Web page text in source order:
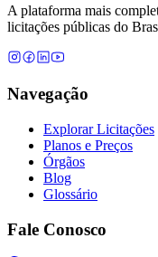
A plataforma mais
licitações públicas do
Navegação
Explorar Licitações
Planos e Preços
Órgãos
Blog
Glossário
Fale Conosco